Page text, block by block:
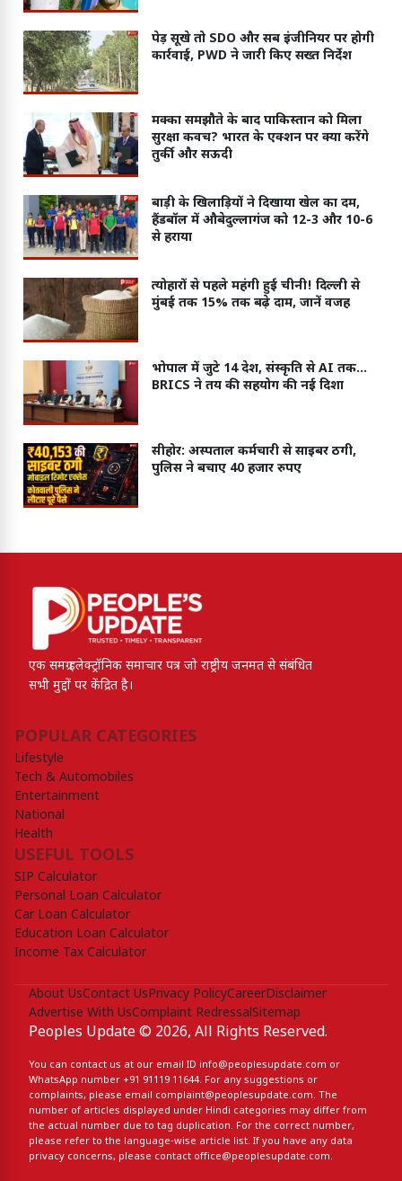
पेड़ सूखे तो SDO और सब इंजीनियर पर होगी
कार्रवाई, PWD ने जारी किए सख्त निर्देश
मक्का समझौते के बाद पाकिस्तान को मिला
सुरक्षा कवच? भारत के एक्शन पर क्या करेंगे
तुर्की और सऊदी
बाड़ी के खिलाड़ियों ने दिखाया खेल का दम,
हैंडबॉल में औबेदुल्लागंज को 12-3 और 10-6
से हराया
त्योहारों से पहले महंगी हुई चीनी! दिल्ली से
मुंबई तक 15% तक बढ़े दाम, जानें वजह
भोपाल में जुटे 14 देश, संस्कृति से AI तक…
BRICS ने तय की सहयोग की नई दिशा
सीहोर: अस्पताल कर्मचारी से साइबर ठगी,
पुलिस ने बचाए 40 हजार रुपए
एक समग्र इलेक्ट्रॉनिक समाचार पत्र जो राष्ट्रीय जनमत से संबंधित
सभी मुद्दों पर केंद्रित है।
POPULAR CATEGORIES
Lifestyle
Tech & Automobiles
Entertainment
National
Health
USEFUL TOOLS
SIP Calculator
Personal Loan Calculator
Car Loan Calculator
Education Loan Calculator
Income Tax Calculator
About UsContact UsPrivacy PolicyCareerDisclaimer
Advertise With UsComplaint RedressalSitemap
Peoples Update © 2026, All Rights Reserved.
You can contact us at our email ID info@peoplesupdate.com or
WhatsApp number +91 91119 11644. For any suggestions or
complaints, please email complaint@peoplesupdate.com. The
number of articles displayed under Hindi categories may differ from
the actual number due to tag duplication. For the correct number,
please refer to the language-wise article list. If you have any data
privacy concerns, please contact office@peoplesupdate.com.